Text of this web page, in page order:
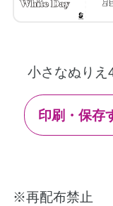
小さなぬりえ
印刷・保存
※再配布禁止